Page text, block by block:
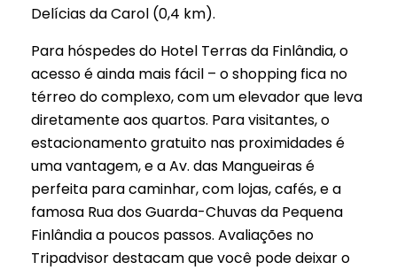
Delícias da Carol (0,4 km).
Para hóspedes do Hotel Terras da Finlândia, o
acesso é ainda mais fácil – o shopping fica no
térreo do complexo, com um elevador que leva
diretamente aos quartos. Para visitantes, o
estacionamento gratuito nas proximidades é
uma vantagem, e a Av. das Mangueiras é
perfeita para caminhar, com lojas, cafés, e a
famosa Rua dos Guarda-Chuvas da Pequena
Finlândia a poucos passos. Avaliações no
Tripadvisor destacam que você pode deixar o